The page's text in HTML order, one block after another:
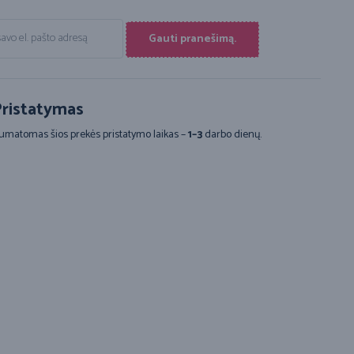
Gauti pranešimą.
šios prekės pristatymo laikas –1–3darbo dienų.